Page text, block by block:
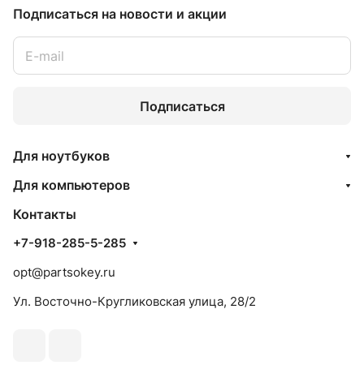
Подписаться на новости и акции
Подписаться
Для ноутбуков
Для компьютеров
Контакты
+7-918-285-5-285
opt@partsokey.ru
Ул. Восточно-Кругликовская улица, 28/2